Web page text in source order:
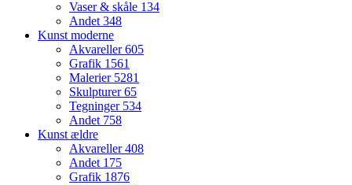
Vaser & skåle 134
Andet348
Kunst moderne
Akvareller605
Grafik 1561
Malerier 5281
Skulpturer65
Tegninger 534
Andet 758
Kunst ældre
Akvareller408
Andet 175
Grafik 1876